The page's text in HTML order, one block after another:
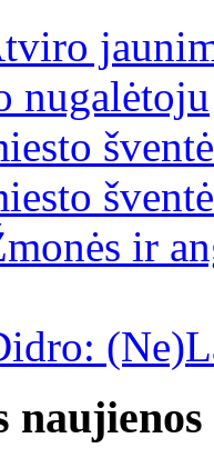
nugalėtoju
šventė
šventė
ir
naujienos